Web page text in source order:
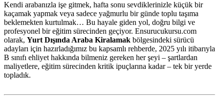
Kendi arabanızla işe gitmek, hafta sonu sevdiklerinizle küçük bir
kaçamak yapmak veya sadece yağmurlu bir günde toplu taşıma
beklemekten kurtulmak… Bu hayale giden yol, doğru bilgi ve
profesyonel bir eğitim sürecinden geçiyor. Ensurucukursu.com
olarak, Yurt Dışında Araba Kiralamak bölgesindeki sürücü
adayları için hazırladığımız bu kapsamlı rehberde, 2025 yılı itibarıyla
B sınıfı ehliyet hakkında bilmeniz gereken her şeyi – şartlardan
maliyetlere, eğitim sürecinden kritik ipuçlarına kadar – tek bir yerde
topladık.